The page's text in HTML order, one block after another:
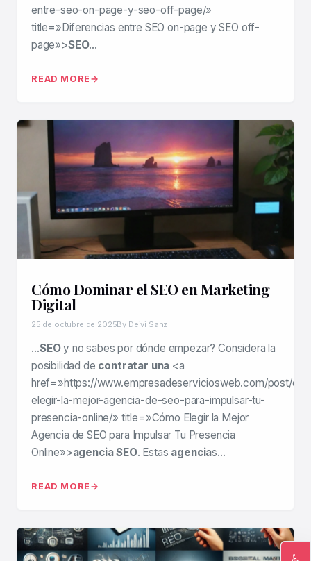
entre-seo-on-page-y-seo-off-page/»
title=»Diferencias entre SEO on-page y SEO off-
page»>SEO…
READ MORE
Cómo Dominar el SEO en Marketing
Digital
25 de octubre de 2025By Deivi Sanz
…SEOy no sabes por dónde empezar? Considera la
posibilidad de contratar una <a
href=»https://www.empresadeserviciosweb.com/post/
elegir-la-mejor-agencia-de-seo-para-impulsar-tu-
presencia-online/» title=»Cómo Elegir la Mejor
Agencia de SEO para Impulsar Tu Presencia
Online»>agencia SEO. Estas agencias…
READ MORE